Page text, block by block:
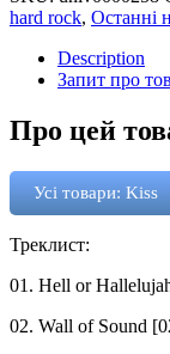
hard rock, Останні
Description
Запит про
Про цей
Усі товари: Kiss
Треклист:
01. Hell or
02. Wall of Sound